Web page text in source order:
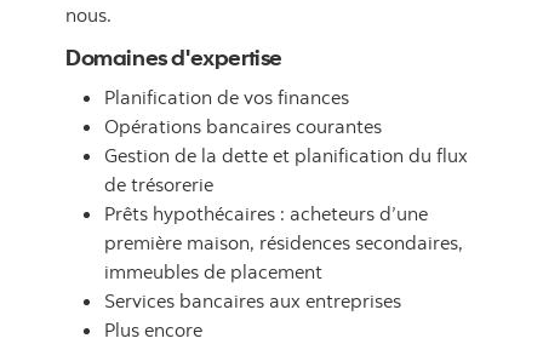
nous.
Domaines d'expertise
Planification de vos finances
Opérations bancaires courantes
Gestion de la dette et planification du flux
de trésorerie
Prêts hypothécaires : acheteurs d’une
première maison, résidences secondaires,
immeubles de placement
Services bancaires aux entreprises
Plus encore